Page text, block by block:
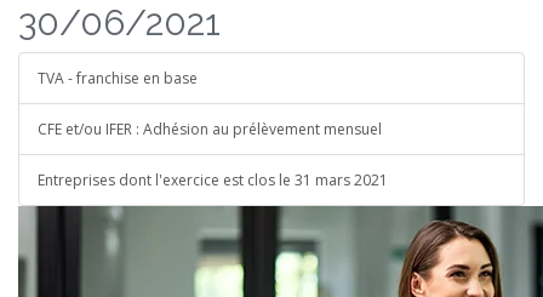
30/06/2021
TVA - franchise en base
CFE et/ou IFER : Adhésion au prélèvement mensuel
Entreprises dont l'exercice est clos le 31 mars 2021